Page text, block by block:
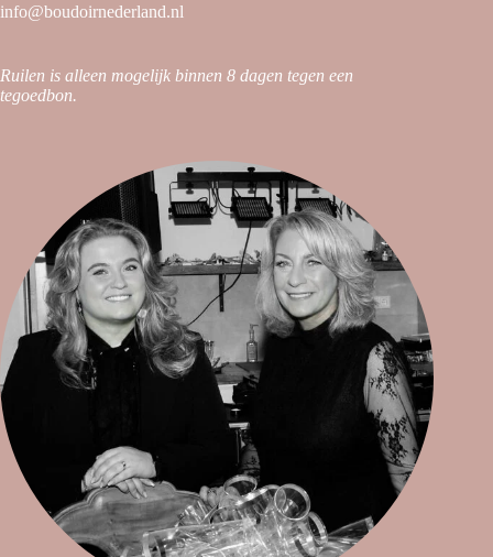
info@boudoirnederland.nl
Ruilen is alleen mogelijk binnen 8 dagen tegen een
tegoedbon.